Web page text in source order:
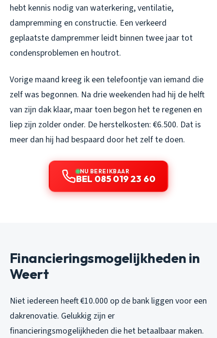
hebt kennis nodig van waterkering, ventilatie,
dampremming en constructie. Een verkeerd
geplaatste dampremmer leidt binnen twee jaar tot
condensproblemen en houtrot.
Vorige maand kreeg ik een telefoontje van iemand die
zelf was begonnen. Na drie weekenden had hij de helft
van zijn dak klaar, maar toen begon het te regenen en
liep zijn zolder onder. De herstelkosten: €6.500. Dat is
meer dan hij had bespaard door het zelf te doen.
NU BEREIKBAAR
BEL 085 019 23 60
Financieringsmogelijkheden in
Weert
Niet iedereen heeft €10.000 op de bank liggen voor een
dakrenovatie. Gelukkig zijn er
financieringsmogelijkheden die het betaalbaar maken.